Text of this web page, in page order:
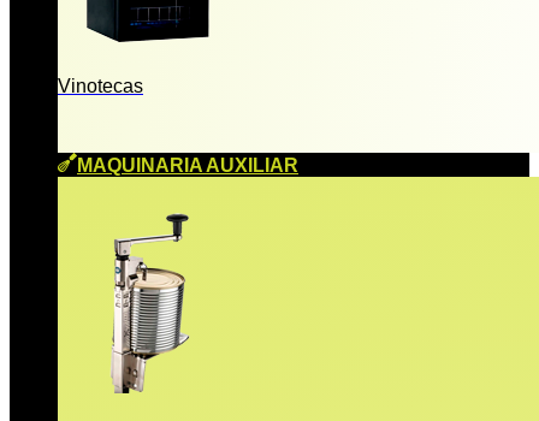
Vinotecas
MAQUINARIA AUXILIAR